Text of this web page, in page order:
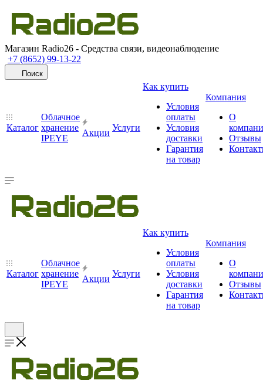
Магазин Radio26 - Средства связи, видеонаблюдение
+7 (8652) 99-13-22
Поиск
Каталог
Облачное
хранение
IPEYE
Акции
Услуги
Как купить
Условия
оплаты
Условия
доставки
Гарантия
на товар
Компания
О
Отзывы
Каталог
Облачное
хранение
IPEYE
Акции
Услуги
Как купить
Условия
оплаты
Условия
доставки
Гарантия
на товар
Компания
О
Отзывы